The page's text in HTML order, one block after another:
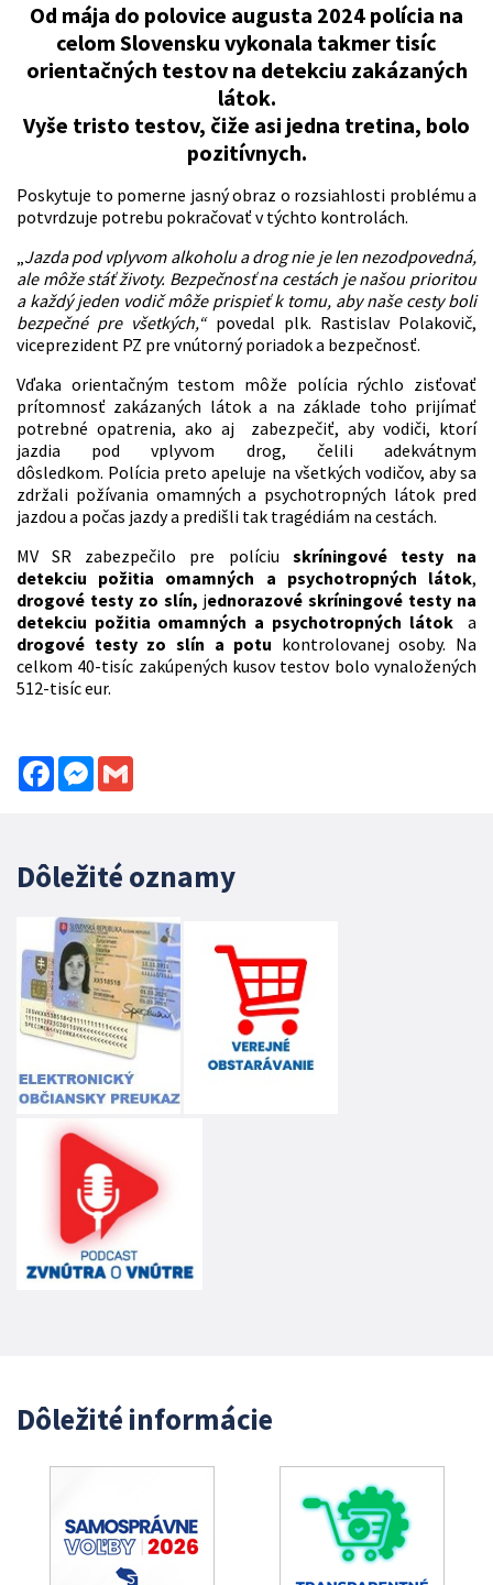
Od mája do polovice augusta 2024 polícia na
celom Slovensku vykonala takmer tisíc
orientačných testovna detekciu zakázaných
látok.
Vyše tristo testov, čiže asi jedna tretina, bolo
pozitívnych.
Poskytuje to pomerne jasný obraz o rozsiahlosti problému a
potvrdzuje potrebu pokračovať v týchto kontrolách.
„Jazda pod vplyvom alkoholu a drog nie je len nezodpovedná,
ale môže stáť životy. Bezpečnosť na cestách je našou prioritou
a každý jeden vodič môže prispieť k tomu, aby naše cesty boli
bezpečné pre všetkých,“ povedal plk. Rastislav Polakovič,
viceprezident PZ pre vnútorný poriadok a bezpečnosť.
Vďaka orientačným testom môže polícia rýchlo zisťovať
prítomnosť zakázaných látok a na základe toho prijímať
potrebné opatrenia, ako aj zabezpečiť, aby vodiči, ktorí
jazdia pod vplyvom drog, čelili adekvátnym
dôsledkom. Polícia preto apeluje na všetkých vodičov, aby sa
zdržali požívania omamných a psychotropných látok pred
jazdou a počas jazdy a predišli tak tragédiám na cestách.
MV SR zabezpečilo pre políciu skríningové testy na
detekciu požitia omamných a psychotropných látok,
drogové testy zo slín, jednorazové skríningové testy na
detekciu požitia omamných a psychotropných látoka
drogové testy zo slín a potu kontrolovanej osoby. Na
celkom 40-tisíc zakúpených kusov testov bolo vynaložených
512-tisíc eur.
FacebookMessenger
Dôležité oznamy
Dôležité informácie